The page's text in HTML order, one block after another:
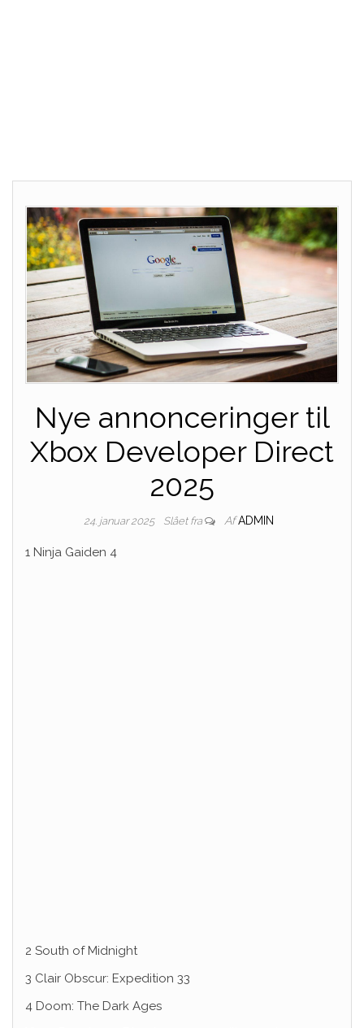
Nye annonceringer til
Xbox Developer Direct
2025
24. januar 2025 Slået fra Af ADMIN
1 Ninja Gaiden 4
2 South of Midnight
3 Clair Obscur: Expedition 33
4 Doom: The Dark Ages